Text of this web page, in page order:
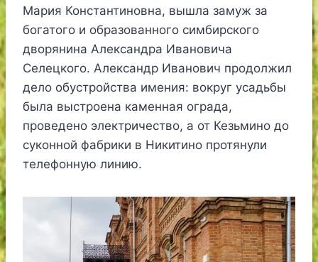
Мария Константиновна, вышла замуж за
богатого и образованного симбирского
дворянина Александра Ивановича
Селецкого. Александр Иванович продолжил
дело обустройства имения: вокруг усадьбы
была выстроена каменная ограда,
проведено электричество, а от Кезьмино до
суконной фабрики в Никитино протянули
телефонную линию.